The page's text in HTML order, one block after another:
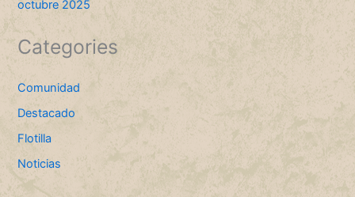
octubre 2025
Categories
Comunidad
Destacado
Flotilla
Noticias